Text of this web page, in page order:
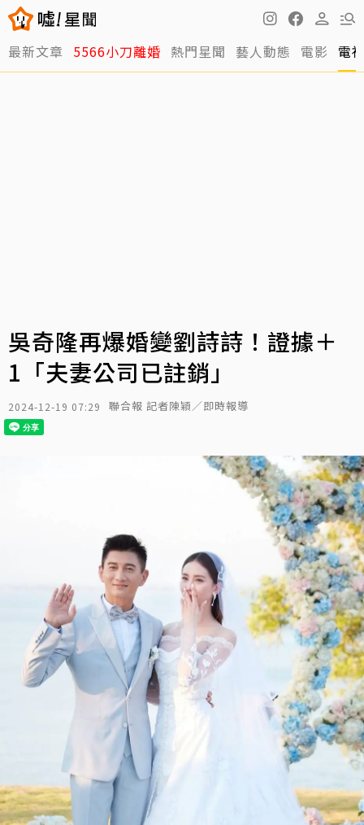
最新文章 5566小刀離婚 熱門星聞 藝人動態 電影 電
吳奇隆再爆婚變劉詩詩！證據＋
1「夫妻公司已註銷」
2024-12-19 07:29 聯合報 記者陳穎／即時報導